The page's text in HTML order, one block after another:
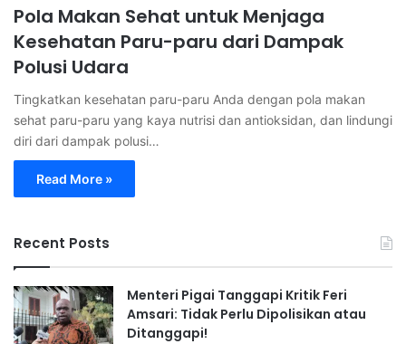
Pola Makan Sehat untuk Menjaga
Kesehatan Paru-paru dari Dampak
Polusi Udara
Tingkatkan kesehatan paru-paru Anda dengan pola makan
sehat paru-paru yang kaya nutrisi dan antioksidan, dan lindungi
diri dari dampak polusi…
Read More »
Recent Posts
Menteri Pigai Tanggapi Kritik Feri
Amsari: Tidak Perlu Dipolisikan atau
Ditanggapi!